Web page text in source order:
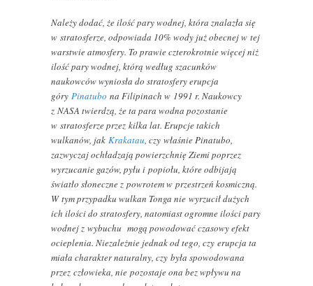
Należy dodać, że ilość pary wodnej, która znalazła się
w stratosferze, odpowiada 10% wody już obecnej w tej
warstwie atmosfery. To prawie czterokrotnie więcej niż
ilość pary wodnej, którą według szacunków
naukowców wyniosła do stratosfery erupcja
góryPinatubo na Filipinach w 1991 r. Naukowcy
z NASA twierdzą, że ta para wodna pozostanie
w stratosferze przez kilka lat. Erupcje takich
wulkanów, jakKrakatau, czy właśnie Pinatubo,
zazwyczaj ochładzają powierzchnię Ziemi poprzez
wyrzucanie gazów, pyłu i popiołu, które odbijają
światło słoneczne z powrotem w przestrzeń kosmiczną.
W tym przypadku wulkan Tonga nie wyrzucił dużych
ich ilości do stratosfery, natomiast ogromne ilości pary
wodnej z wybuchu mogą powodować czasowy efekt
ocieplenia. Niezależnie jednak od tego, czy erupcja ta
miała charakter naturalny, czy była spowodowana
przez człowieka, nie pozostaje ona bez wpływu na